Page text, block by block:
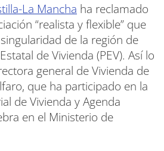
La Mancha ha reclamado
“realista y flexible” que
de la región de
de Vivienda (PEV). Así lo
general de Vivienda de
que ha participado en la
de Vivienda y Agenda
en el Ministerio de